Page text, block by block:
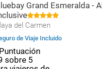
Grand Esmeralda - All
del Carmen
de Viaje Incluido